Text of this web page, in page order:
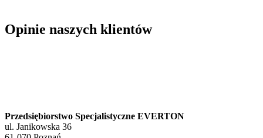
Opinie naszych klientów
Przedsiębiorstwo Specjalistyczne EVERTON
ul. Janikowska 36